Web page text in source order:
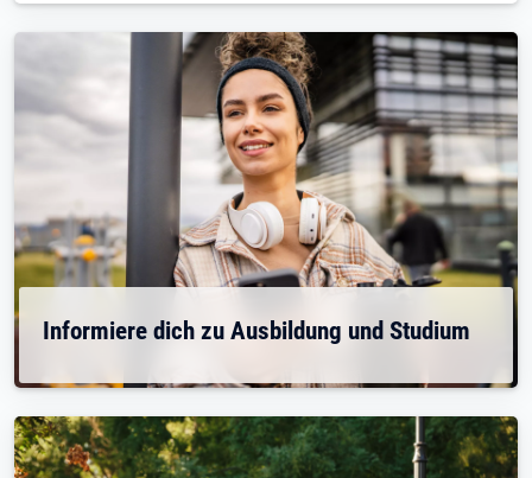
Informiere dich zu Ausbildung und Studium